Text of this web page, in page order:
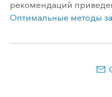
рекомендаций
Оптимальные методы